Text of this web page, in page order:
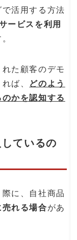
活用する方法
ービスを利用
た顧客のデモ
ば、 どのよう
かを認知する
ているの
に、自社商品
れる場合があ